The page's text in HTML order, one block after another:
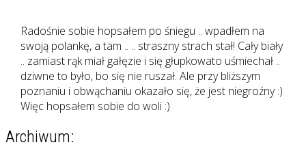
Radośnie sobie hopsałem po śniegu .. wpadłem na
swoją polankę, a tam .. .. straszny strach stał! Cały biały
.. zamiast rąk miał gałęzie i się głupkowato uśmiechał ..
dziwne to było, bo się nie ruszał. Ale przy bliższym
poznaniu i obwąchaniu okazało się, że jest niegroźny :)
Więc hopsałem sobie do woli :)
Archiwum: